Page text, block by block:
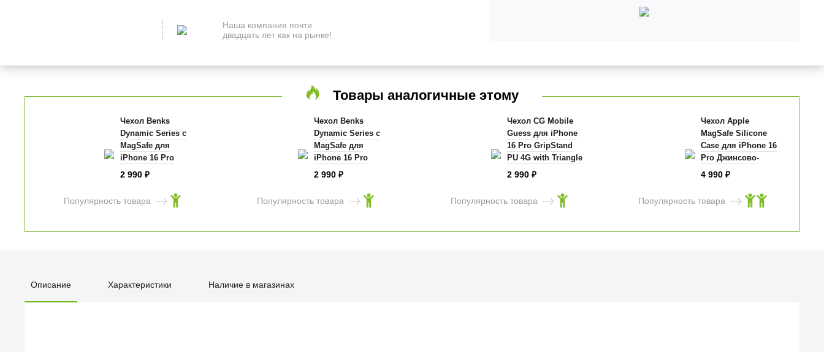
Наша компания почти
двадцать лет как на рынке!
Товары аналогичные этому
Чехол Benks
Dynamic Series с
MagSafe для
iPhone 16 Pro
город Гонконг
2 990₽
Популярность товара
Чехол Benks
Dynamic Series с
MagSafe для
iPhone 16 Pro
город Лондон
2 990 ₽
Популярность товара
Чехол CG Mobile
Guess для iPhone
16 Pro GripStand
PU 4G with Triangle
Diamond metal logo
2 990₽
Популярность товара
Чехол Apple
MagSafe Silicone
Case для iPhone 16
Pro Джинсово-
синий (Denim)
4 990 ₽
Популярность товара
Описание Характеристики Наличие в магазинах